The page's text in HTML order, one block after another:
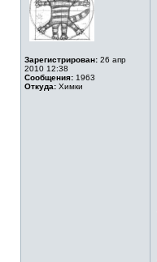
Зарегистрирован: 26 апр
2010 12:38
Сообщения: 1963
Откуда: Химки